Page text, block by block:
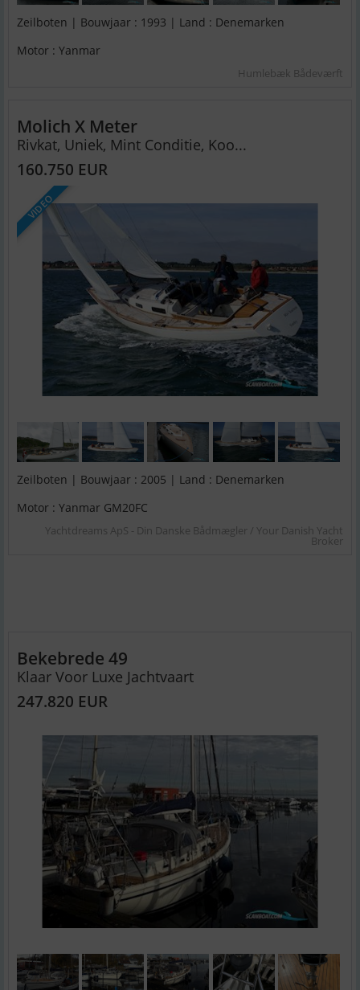
Zeilboten | Bouwjaar : 1993 | Land : Denemarken
Motor : Yanmar
Humlebæk Bådeværft
Molich X Meter
Rivkat, Uniek, Mint Conditie, Koo...
160.750 EUR
VIDEO
Zeilboten | Bouwjaar : 2005 | Land : Denemarken
Motor : Yanmar GM20FC
Yachtdreams ApS - Din Danske Bådmægler / Your Danish Yacht
Broker
Bekebrede 49
Klaar Voor Luxe Jachtvaart
247.820 EUR